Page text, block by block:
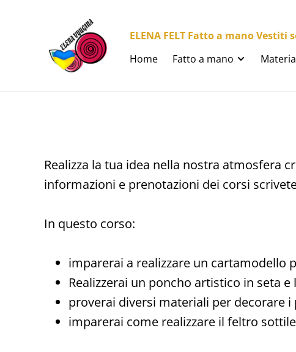
ELENA FELT Fatto a mano
Home
Fatto a mano
Realizza la tua idea nella nostra atmosfera
informazioni e prenotazioni dei corsi
In questo corso:
imparerai a realizzare un cartamodello
Realizzerai un poncho artistico in seta e
proverai diversi materiali per decorare
imparerai come realizzare il feltro